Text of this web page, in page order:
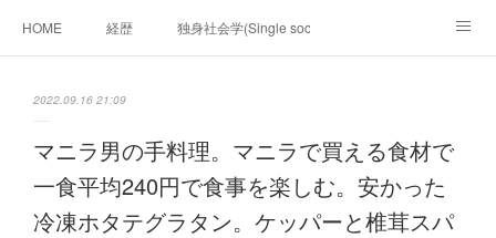
HOME 経歴 独身社会学(Single sociology)と高齢化社会学
移動出来て、工場で作る建物。未来２１００研究所
2022.09.16 21:09
マニラ男の手料理。マニラで買える食材で
一食平均240円で食事を楽しむ。安かった
冷凍ホタテグラタン。ケッパーと椎茸スパ